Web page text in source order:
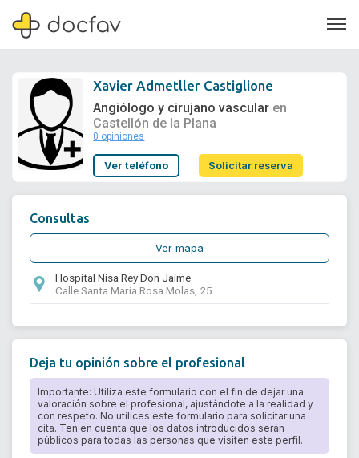
Quiénes somos
Xavier Admetller Castiglione
Angiólogo y cirujano vascular en
Castellón de la Plana
0 opiniones
Ver teléfono Solicitar reserva
Consultas
Ver mapa
Hospital Nisa Rey Don Jaime
Calle Santa Maria Rosa Molas, 25
Deja tu opinión sobre el profesional
Importante: Utiliza este formulario con el fin de dejar una
valoración sobre el profesional, ajustándote a la realidad y
con respeto. No utilices este formulario para solicitar una
cita. Ten en cuenta que los datos introducidos serán
públicos para todas las personas que visiten este perfil.